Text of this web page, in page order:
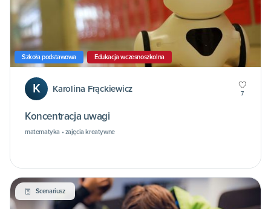
Szkoła podstawowa Edukacja wczesnoszkolna
K Karolina Frąckiewicz 7
Koncentracja uwagi
matematyka • zajęcia kreatywne
Scenariusz